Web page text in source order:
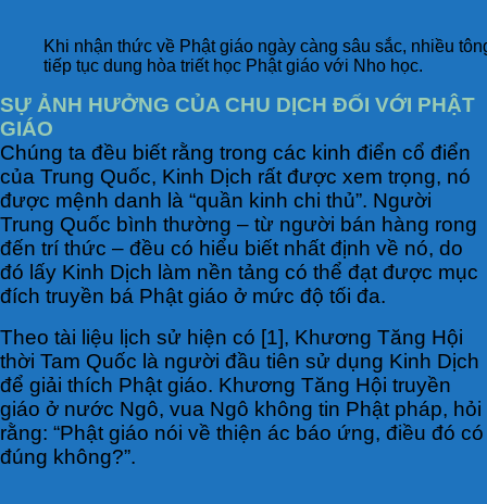
Khi nhận thức về Phật giáo ngày càng sâu sắc, nhiều
tiếp tục dung hòa triết học Phật giáo với Nho học.
SỰ ẢNH HƯỞNG CỦA CHU DỊCH ĐỐI VỚI PHẬT
GIÁO
Chúng ta đều biết rằng trong các kinh điển cổ điển
của Trung Quốc, Kinh Dịch rất được xem trọng, nó
được mệnh danh là “quần kinh chi thủ”. Người
Trung Quốc bình thường – từ người bán hàng rong
đến trí thức – đều có hiểu biết nhất định về nó, do
đó lấy Kinh Dịch làm nền tảng có thể đạt được mục
đích truyền bá Phật giáo ở mức độ tối đa.
Theo tài liệu lịch sử hiện có [1], Khương Tăng Hội
thời Tam Quốc là người đầu tiên sử dụng Kinh Dịch
để giải thích Phật giáo. Khương Tăng Hội truyền
giáo ở nước Ngô, vua Ngô không tin Phật pháp, hỏi
rằng: “Phật giáo nói về thiện ác báo ứng, điều đó có
đúng không?”.